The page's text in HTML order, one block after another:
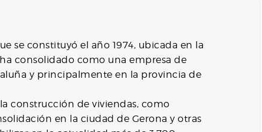
se constituyó el año 1974, ubicada en la
consolidado como una empresa de
y principalmente en la provincia de
construcción de viviendas, como
en la ciudad de Gerona y otras